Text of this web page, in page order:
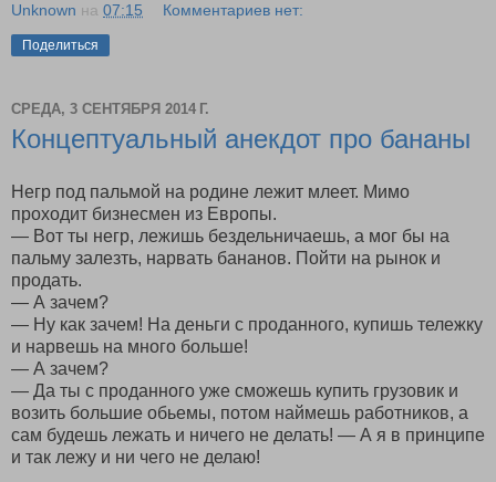
Unknown на 07:15 Комментариев нет:
Поделиться
СРЕДА, 3 СЕНТЯБРЯ 2014 Г.
Концептуальный анекдот про бананы
Негр под пальмой на родине лежит млеет. Мимо
проходит бизнесмен из Европы.
— Вот ты негр, лежишь бездельничаешь, а мог бы на
пальму залезть, нарвать бананов. Пойти на рынок и
продать.
— А зачем?
— Ну как зачем! На деньги с проданного, купишь тележку
и нарвешь на много больше!
— А зачем?
— Да ты с проданного уже сможешь купить грузовик и
возить большие обьемы, потом наймешь работников, а
сам будешь лежать и ничего не делать! — А я в принципе
и так лежу и ни чего не делаю!